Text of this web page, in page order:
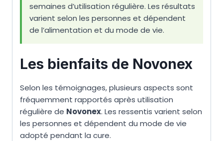
semaines d’utilisation régulière. Les résultats
varient selon les personnes et dépendent
de l’alimentation et du mode de vie.
Les bienfaits de Novonex
Selon les témoignages, plusieurs aspects sont
fréquemment rapportés après utilisation
régulière de Novonex. Les ressentis varient selon
les personnes et dépendent du mode de vie
adopté pendant la cure.